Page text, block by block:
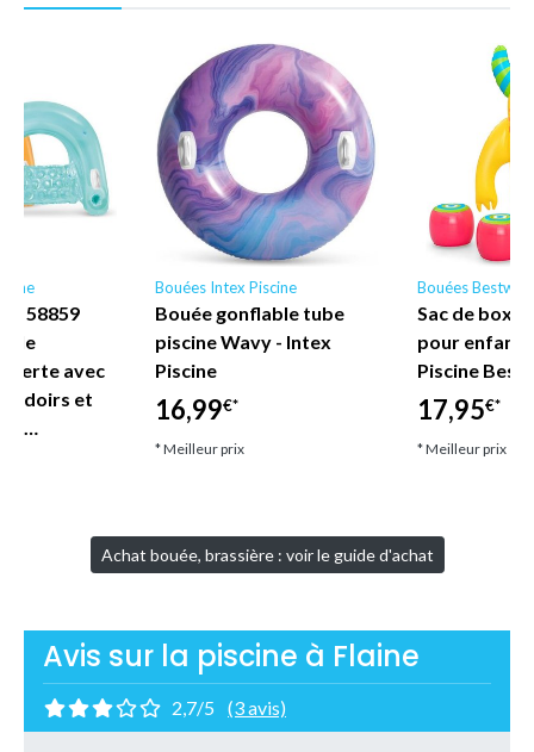
- 58859
avec
et
Bouées Intex Piscine
Bouée gonflable tube
piscine Wavy - Intex
Piscine
16,99€*
* Meilleur prix
Bouées Bestway
Sac de boxe
pour
Piscine
17,95€*
* Meilleur prix
Achat bouée, brassière : voir le guide d'achat
Avis sur la piscine à Flaine
2,7/5 (3 avis)